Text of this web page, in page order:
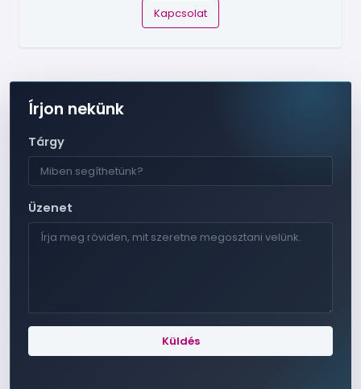
Kapcsolat
Írjon nekünk
Tárgy
Üzenet
Küldés